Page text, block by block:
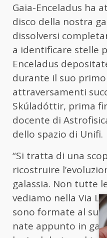
Gaia-Enceladus ha
disco della nostra
dissolversi
a identificare stelle
Enceladus
durante il suo
attraversamenti
Skúladóttir, prima
docente di
dello spazio di Unifi.
“Si tratta di una
ricostruire
galassia. Non tutte
vediamo nella Via
sono formate al
nate appunto in